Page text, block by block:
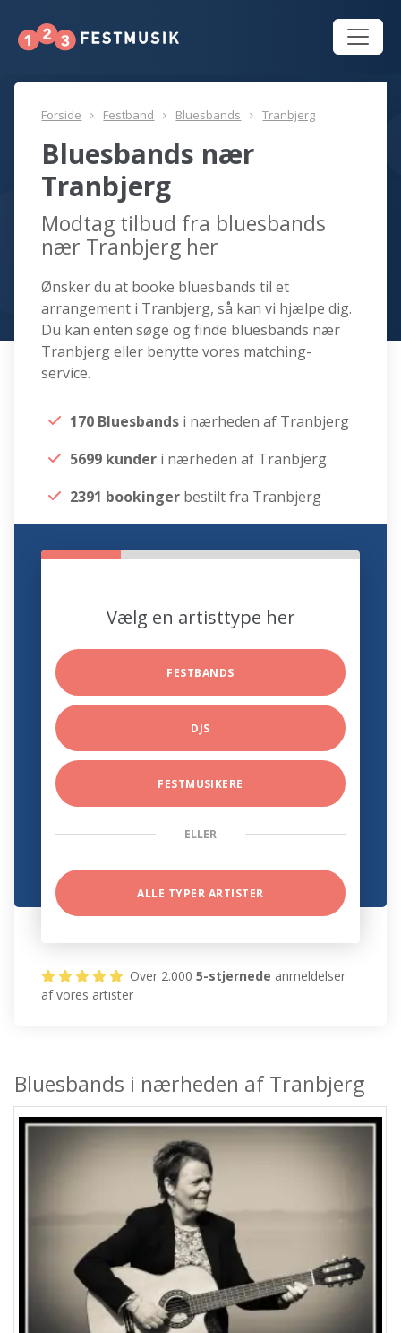
Forside Festband Bluesbands Tranbjerg
Bluesbands nær
Tranbjerg
Modtag tilbud fra bluesbands
nær Tranbjerg her
Ønsker du at booke bluesbands til et
arrangement i Tranbjerg, så kan vi hjælpe dig.
Du kan enten søge og finde bluesbands nær
Tranbjerg eller benytte vores matching-
service.
170 Bluesbands i nærheden af Tranbjerg
5699 kunder i nærheden af Tranbjerg
2391 bookinger bestilt fra Tranbjerg
Vælg en artisttype her
FESTBANDS
DJS
FESTMUSIKERE
ELLER
ALLE TYPER ARTISTER
Over 2.0005-stjernede anmeldelser
af vores artister
Bluesbands i nærheden af Tranbjerg